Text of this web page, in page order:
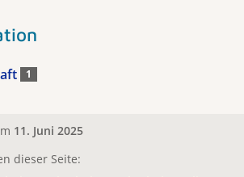
1
11. Juni 2025
dieser Seite: